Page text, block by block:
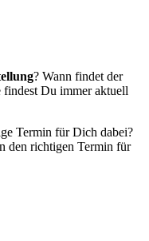
? Wann findet der
findest Du immer aktuell
Termin für Dich dabei?
den richtigen Termin für